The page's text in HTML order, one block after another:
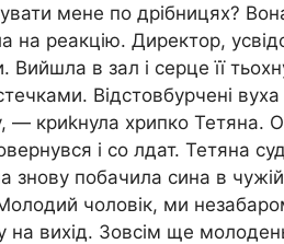
мене по дрібницях?
на реакцію. Директор,
Вийшла в зал і серце її
Відстовбурчені
криkнула хрипко Тетяна.
і со лдат. Тетяна
знову побачила сина в
чоловік, ми
на вихід. Зовсім ще